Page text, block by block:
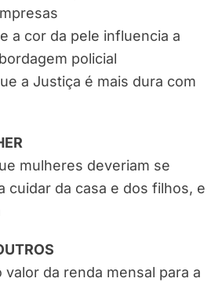
a cor da pele influencia a
policial
a Justiça é mais dura com
mulheres deveriam se
cuidar da casa e dos filhos, e
da renda mensal para a